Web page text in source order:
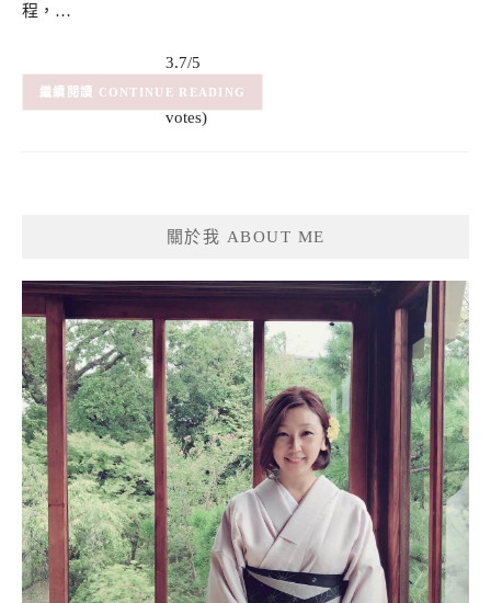
程，…
3.7/5
– (3
votes)
(3) CONTINUE READING
關於我 ABOUT ME